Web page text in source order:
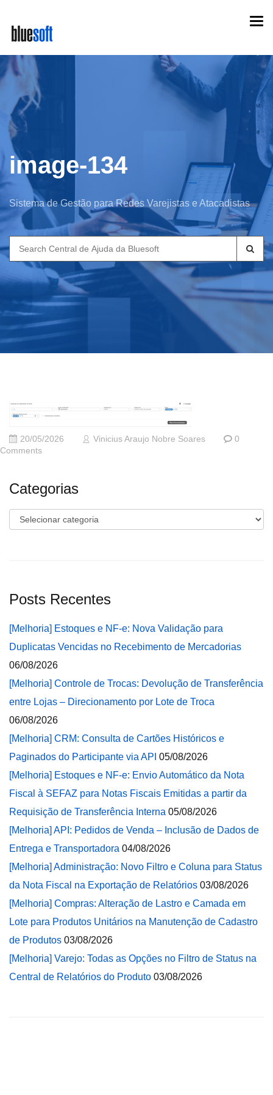
main
content
image-134
Sistema de Gestão para Redes Varejistas e Atacadistas
Search
for:
20/05/2026 Vinicius Araujo Nobre Soares
0
Comments
Categorias
Categorias
Posts Recentes
[Melhoria] Estoques e NF-e: Nova Validação para
Duplicatas Vencidas no Recebimento de Mercadorias
06/08/2026
[Melhoria] Controle de Trocas: Devolução de Transferência
entre Lojas – Direcionamento por Lote de Troca
06/08/2026
[Melhoria] CRM: Consulta de Cartões Históricos e
Paginados do Participante via API 05/08/2026
[Melhoria] Estoques e NF-e: Envio Automático da Nota
Fiscal à SEFAZ para Notas Fiscais Emitidas a partir da
Requisição de Transferência Interna 05/08/2026
[Melhoria] API: Pedidos de Venda – Inclusão de Dados de
Entrega e Transportadora 04/08/2026
[Melhoria] Administração: Novo Filtro e Coluna para Status
da Nota Fiscal na Exportação de Relatórios 03/08/2026
[Melhoria] Compras: Alteração de Lastro e Camada em
Lote para Produtos Unitários na Manutenção de Cadastro
de Produtos 03/08/2026
[Melhoria] Varejo: Todas as Opções no Filtro de Status na
Central de Relatórios do Produto 03/08/2026